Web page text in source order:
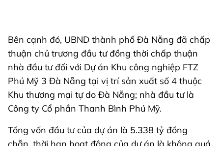
Bên cạnh đó, UBND thành phố Đà Nẵng đã chấp
thuận chủ trương đầu tư đồng thời chấp thuận
nhà đầu tư đối với Dự án Khu công nghiệp FTZ
Phú Mỹ 3 Đà Nẵng tại vị trí sản xuất số 4 thuộc
Khu thương mại tự do Đà Nẵng; nhà đầu tư là
Công ty Cổ phần Thanh Bình Phú Mỹ.
Tổng vốn đầu tư của dự án là 5.338 tỷ đồng